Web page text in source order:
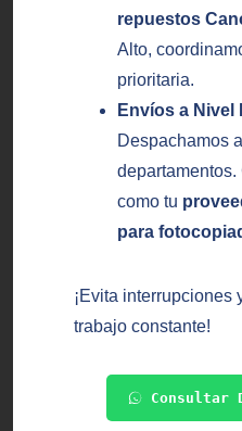
repuestos
Alto,
prioritaria.
Envíos a Nivel
Despachamos
como tu
para
¡Evita interrupciones
trabajo constante!
Consultar